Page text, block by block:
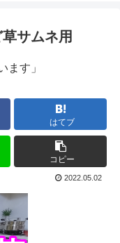
サムネ用
ます」
はてブ
コピー
2022.05.02